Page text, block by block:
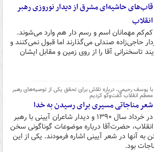
قاب‌های حاشیه‌ای مشرق از دیدار نوروزی رهبر
انقلاب
کم‌کم مهمانان اسم و رسم دار هم وارد می‌شوند.
حاجی‌زاده صندلی می‌گذارند اما قبول نمی‌کنند و
تاسخنرانی آقا را از روی زمین و مقابل ایشان
با یوسف رحیمی، درباره تلاش برای تحقق یکی از توصیه‌های رهبر
معظم انقلاب گفت‌وگو کردیم
شعر مناجاتی مسیری برای رسیدن به خدا
در خرداد سال ۱۳۹۰ و دیدار شاعران آیینی با رهبر
انقلاب، حضرت‌آقا درباره موضوعات گوناگونی سخن
به آنها در شعر آیینی اشاره فرمودند. یکی از این
بود.